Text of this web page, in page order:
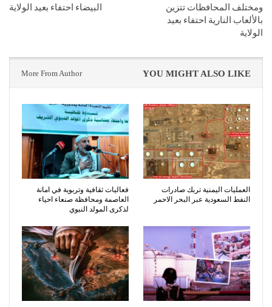
ومختلف المحافظات تتزين
بالألعاب النارية احتفاء بعيد
الولاية
البيضاء احتفاء بعيد الولاية
YOU MIGHT ALSO LIKE
More From Author
العمليات اليمنية تربك صادرات
النفط السعودية عبر البحر الاحمر
فعاليات ثقافية وتربوية في امانة
العاصمة ومحافظة صنعاء احياء
لذكرى المولد النبوي